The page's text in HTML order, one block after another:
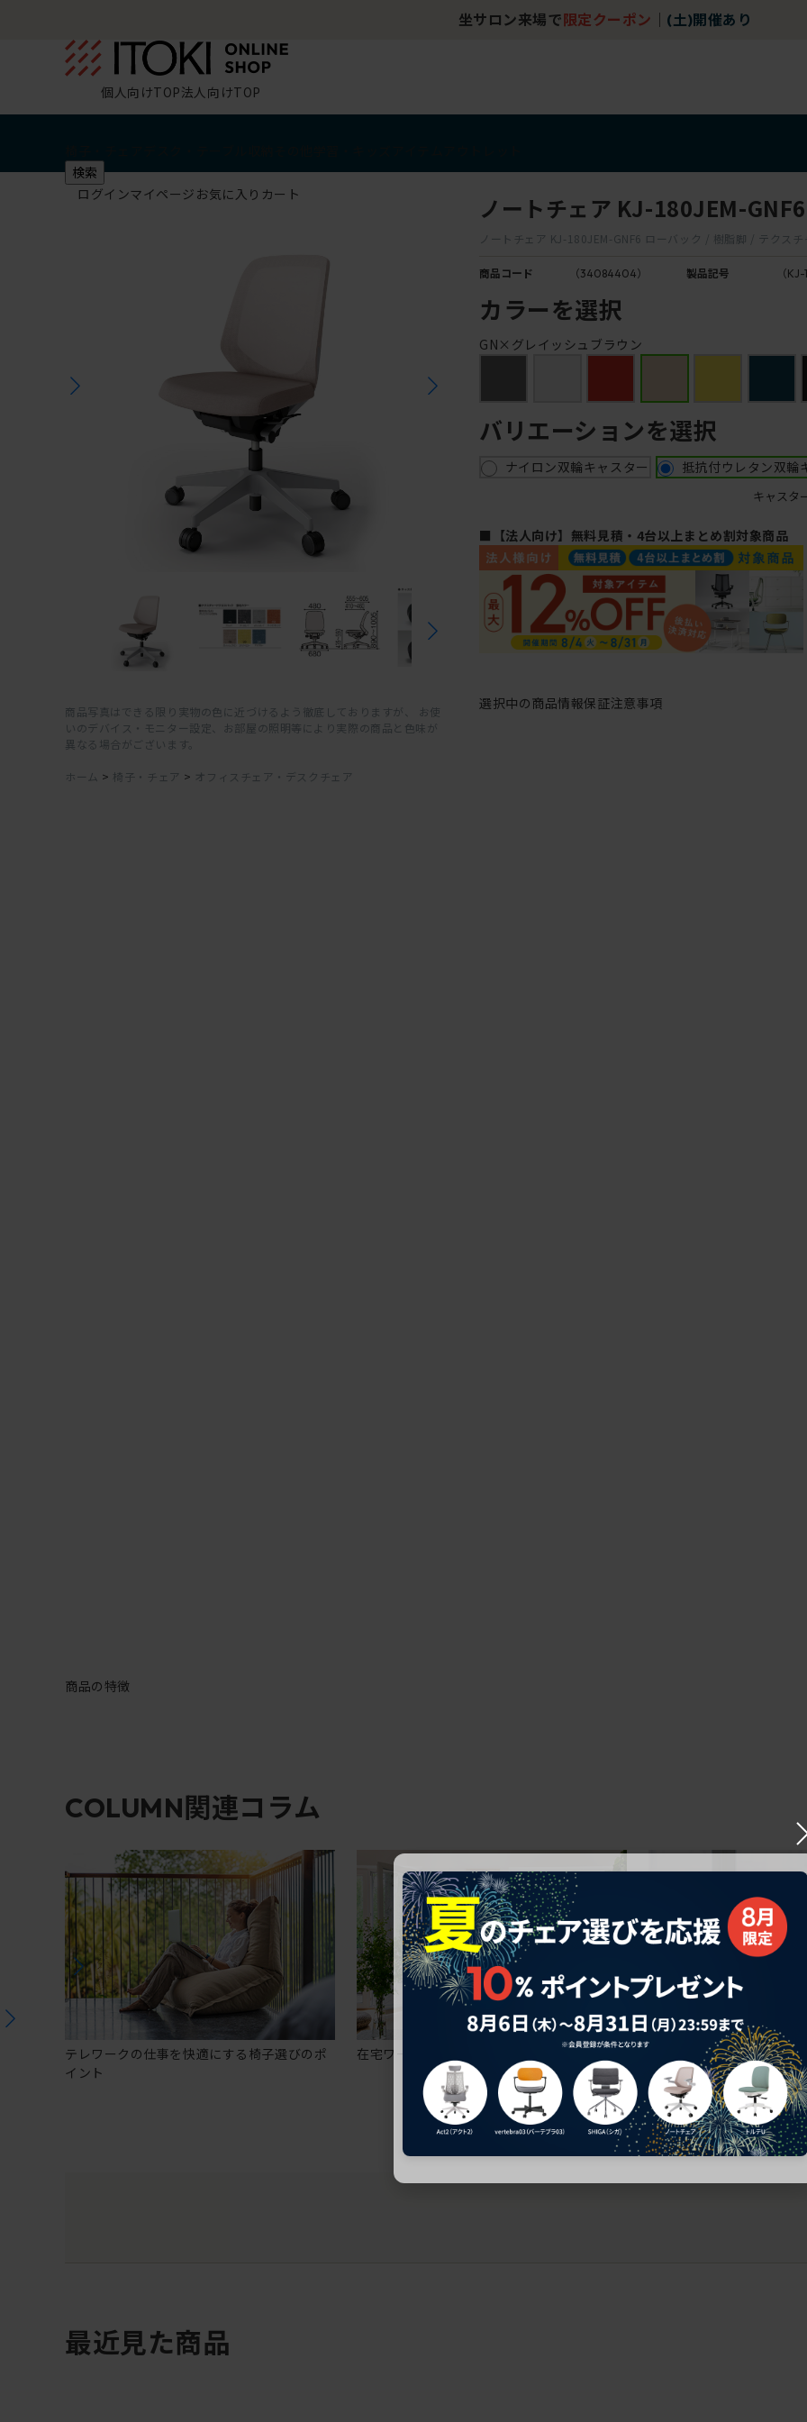
坐サロン来場で 限定クーポン (土)開催あり
個人向けTOP法人向けTOP
検索
ログインマイページ お気に入り カート
商品写真はできる限り実物の色に近づけるよう徹底しておりますが、 お使
いのデバイス・モニター設定、お部屋の照明等により実際の商品と色味が
異なる場合がございます。
ホーム > 椅子・チェア > オフィスチェア・デスクチェア
ノートチェア KJ-180JEM-GNF6
ノートチェア KJ-180JEM-GNF6 ローバック / 樹脂脚 / テクス
商品コード （34084404） 製品記号 （
カラーを選択
GN×グレイッシュブラウン
バリエーションを選択
ナイロン双輪キャスター 抵抗付ウレタン双輪
キャスタ
■【法人向け】無料見積・4台以上まとめ割対象商品
選択中の商品情報保証注意事項
商品の特徴
COLUMN関連コラム
テレワークの仕事を快適にする椅子選びのポ
イント
在宅ワークにおすすめのオフィスチェア5選
椅子に座っているのに疲
疲れにくいチェアの選び方
最近見た商品